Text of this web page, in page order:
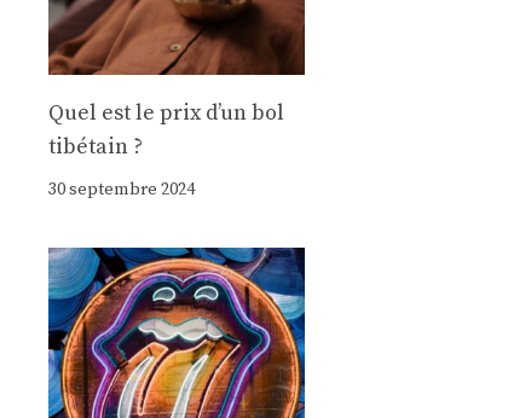
Quel est le prix d’un bol
tibétain ?
30 septembre 2024